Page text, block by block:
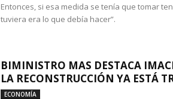
Entonces, si esa medida se tenía que tomar
tuviera era lo que debía hacer”.
BIMINISTRO MAS DESTACA
LA RECONSTRUCCIÓN YA ESTÁ
ECONOMÍA